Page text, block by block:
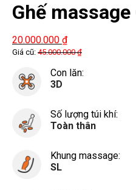
Ghế
20.000.000 ₫
Giá cũ: 45.000.000₫
Con lăn:
3D
Số lượng túi khí:
Toàn thân
Khung massage:
SL